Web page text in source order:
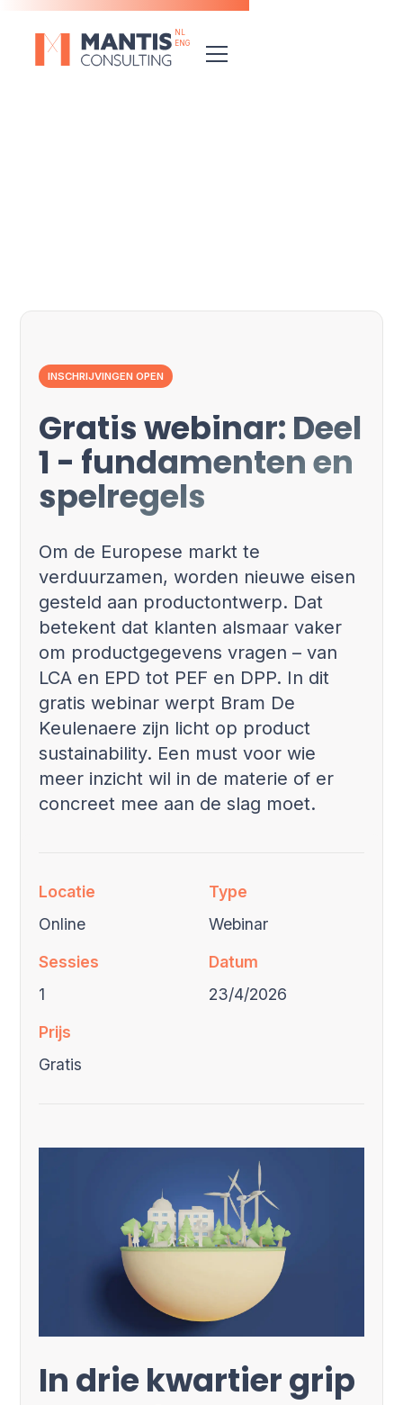
NL
ENG
INSCHRIJVINGEN OPEN
Gratis webinar: Deel
1 - fundamenten en
spelregels
Om de Europese markt te
verduurzamen, worden nieuwe eisen
gesteld aan productontwerp. Dat
betekent dat klanten alsmaar vaker
om productgegevens vragen – van
LCA en EPD tot PEF en DPP. In dit
gratis webinar werpt Bram De
Keulenaere zijn licht op product
sustainability. Een must voor wie
meer inzicht wil in de materie of er
concreet mee aan de slag moet.
Locatie
Online
Type
Webinar
Sessies
1
Datum
23/4/2026
Prijs
Gratis
In drie kwartier grip